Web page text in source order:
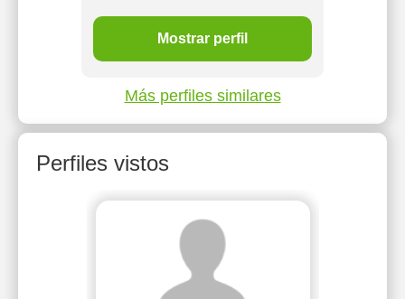
Mostrar perfil
Más perfiles similares
Perfiles vistos